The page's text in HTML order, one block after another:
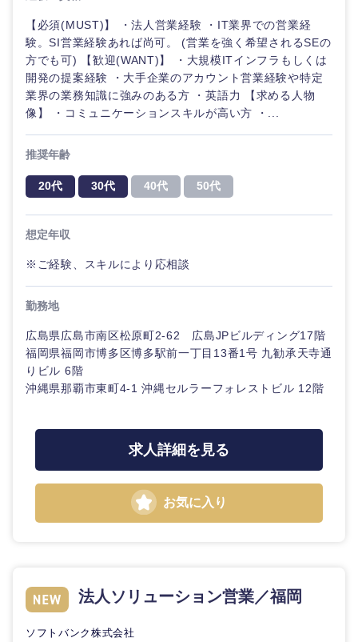
近畿地方
滋賀県 京都府
大阪府 兵庫県
【必須(MUST)】 ・法人営業経験 ・IT業界での営業経
験。SI営業経験あれば尚可。 (営業を強く希望されるSEの
方でも可) 【歓迎(WANT)】 ・大規模ITインフラもしくは
開発の提案経験 ・大手企業のアカウント営業経験や特定
業界の業務知識に強みのある方 ・英語力 【求める人物
像】 ・コミュニケーションスキルが高い方 ・...
推奨年齢
20代 30代 40代 50代
想定年収
※ご経験、スキルにより応相談
勤務地
広島県広島市南区松原町2-62 広島JPビルディング17階
福岡県福岡市博多区博多駅前一丁目13番1号 九勧承天寺通
りビル 6階
沖縄県那覇市東町4-1 沖縄セルラーフォレストビル 12階
求人詳細を見る
お気に入り
法人ソリューション営業／福岡
ソフトバンク株式会社